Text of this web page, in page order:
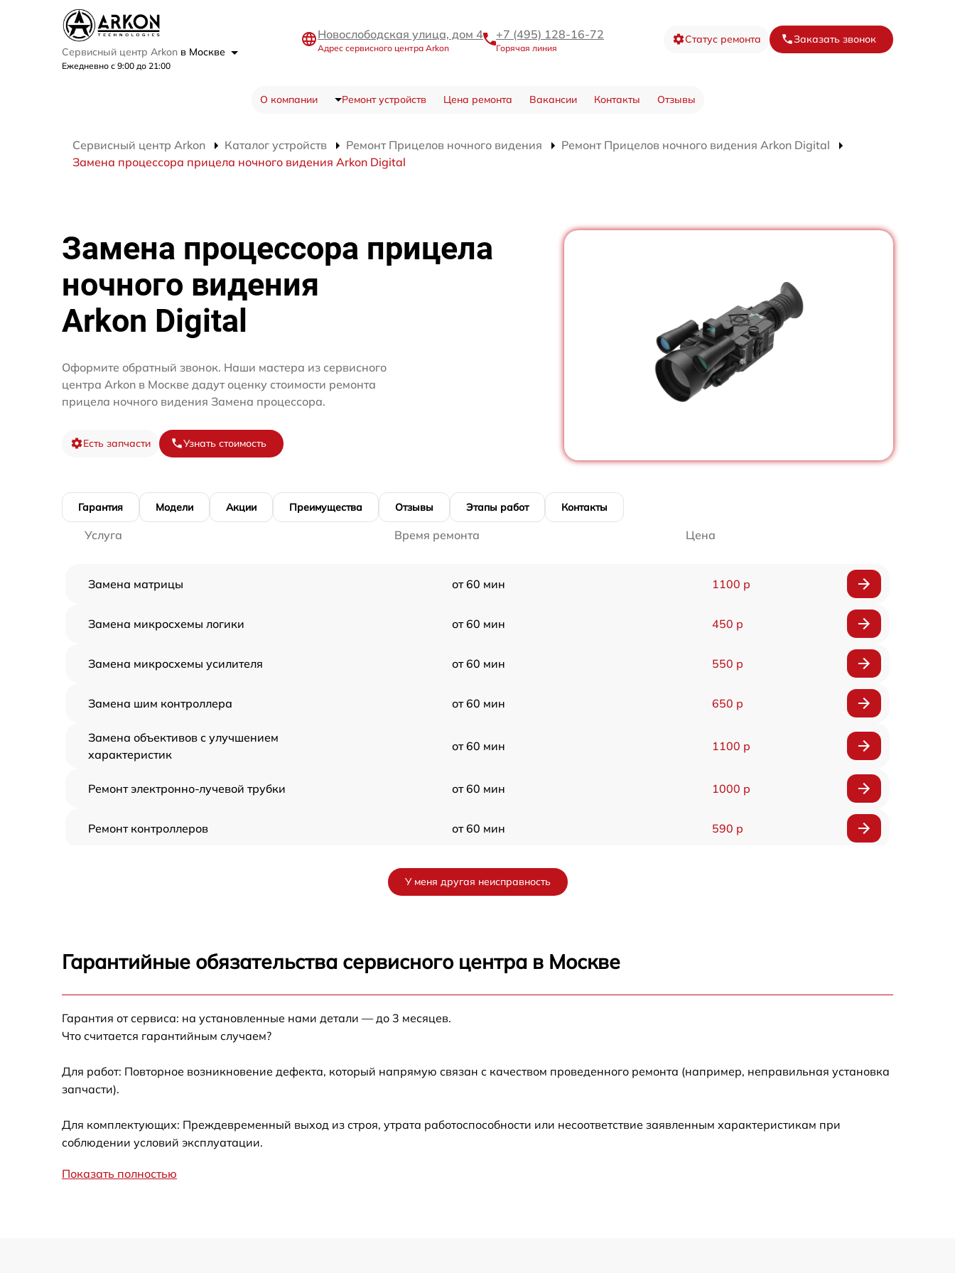
Сервисный центр Arkon в Москве
Ежедневно с 9:00 до 21:00
Новослободская улица, дом 4
Адрес сервисного центра Arkon
+7 (495) 128-16-72
Горячая линия
Статус ремонта Заказать звонок
О компании Ремонт устройств Цена ремонта Вакансии Контакты Отзывы
Сервисный центр Arkon Каталог устройств Ремонт Прицелов ночного видения
Ремонт Прицелов ночного видения Arkon Digital
Замена процессора прицела ночного видения Arkon Digital
Замена процессора прицела
ночного видения
Arkon Digital
Оформите обратный звонок. Наши мастера из сервисного
центра Arkon в Москве дадут оценку стоимости ремонта
прицела ночного видения Замена процессора.
Есть запчасти Узнать стоимость
Гарантия Модели Акции Преимущества Отзывы Этапы работ Контакты
Услуга Время ремонта Цена
Замена матрицы от 60 мин 1100 р
Замена микросхемы логики от 60 мин 450 р
Замена микросхемы усилителя от 60 мин 550 р
Замена шим контроллера от 60 мин 650 р
Замена объективов с улучшением
характеристик
от 60 мин 1100 р
Ремонт электронно-лучевой трубки от 60 мин 1000 р
Ремонт контроллеров от 60 мин 590 р
от 60 мин
Калибровка и настройка тепловизора
других устройств
от 60 мин 750 р
Ремонт цепи питания
У меня другая неисправность
Гарантийные обязательства сервисного центра в Москве
Гарантия от сервиса: на установленные нами детали — до 3 месяцев.
Что считается гарантийным случаем?
Для работ: Повторное возникновение дефекта, который напрямую связан с качеством проведенного ремонта (например, неправильная установка
запчасти).
Для комплектующих: Преждевременный выход из строя, утрата работоспособности или несоответствие заявленным характеристикам при
соблюдении условий эксплуатации.
Показать полностью